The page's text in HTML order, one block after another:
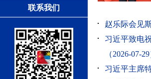
联系我们
赵乐际会见
习近平致电
（2026-07-29
习近平主席